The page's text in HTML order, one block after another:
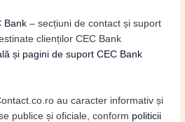
Bank – secțiuni de contact și suport
clienților CEC Bank
și pagini de suport CEC Bank
au caracter informativ și
publice și oficiale, conform politicii